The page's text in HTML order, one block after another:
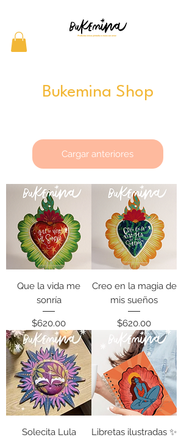
Bukemina Shop
Cargar anteriores
Que la vida me
sonría
Precio
$620.00
Creo en la magia de
mis sueños
Precio
$620.00
Solecita Lula
Libretas ilustradas ✨